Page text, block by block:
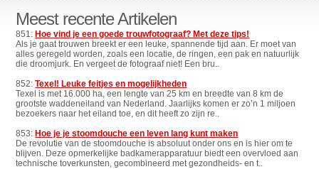
Meest recente Artikelen
851:Hoe vind je een goede trouwfotograaf? Met deze tips!
Als je gaat trouwen breekt er een leuke, spannende tijd aan. Er moet van
alles geregeld worden, zoals een locatie, de ringen, een pak en natuurlijk
die droomjurk. En vergeet de fotograaf niet! Een bru..
852:Texel! Leuke feitjes en mogelijkheden
Texel is met 16.000 ha, een lengte van 25 km en breedte van 8 km de
grootste waddeneiland van Nederland. Jaarlijks komen er zo’n 1 miljoen
bezoekers naar het eiland toe, en dit heeft zo zijn re..
853:Hoe je je stoomdouche een leven lang kunt maken
De revolutie van de stoomdouche is absoluut onder ons en is hier om te
blijven. Deze opmerkelijke badkamerapparatuur biedt een overvloed aan
technische toverkunsten, gecombineerd met gezondheids- en t..